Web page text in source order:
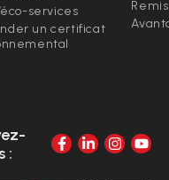
services
un certificat
: